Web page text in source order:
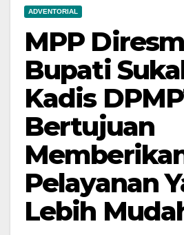
ADVENTORIAL
MPP
Bupati
Kadis
Bertujuan
Pelayanan
Lebih